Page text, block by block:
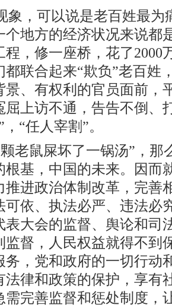
象，可以说是老百姓最为
个地方的经济状况来说都
程，修一座桥，花了2000
都联合起来“欺负”老百姓
景、有权利的官员面前，
屈上访不通，告告不倒、
”，“任人宰割”。
老鼠屎坏了一锅汤”，那
根基，中国的未来。因而
推进政治体制改革，完善
可依、执法必严、违法必
表大会的监督、舆论和司
监督，人民权益就得不到
务，党和政府的一切行动
法律和政策的保护，享有
需完善监督和惩处制度，